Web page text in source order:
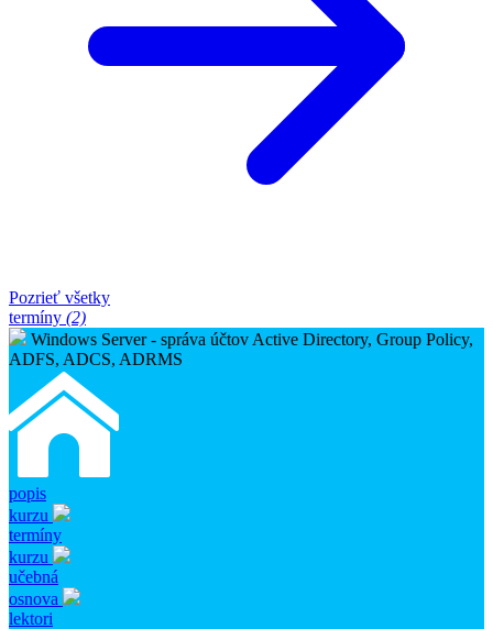
Pozrieť všetky
termíny (2)
Windows Server - správa účtov Active Directory, Group Policy,
ADFS, ADCS, ADRMS
popis
kurzu
termíny
kurzu
učebná
osnova
lektori